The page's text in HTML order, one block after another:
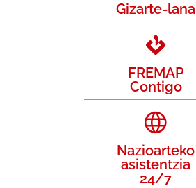
Gizarte-lana
FREMAP
Contigo
Nazioarteko
asistentzia
24/7